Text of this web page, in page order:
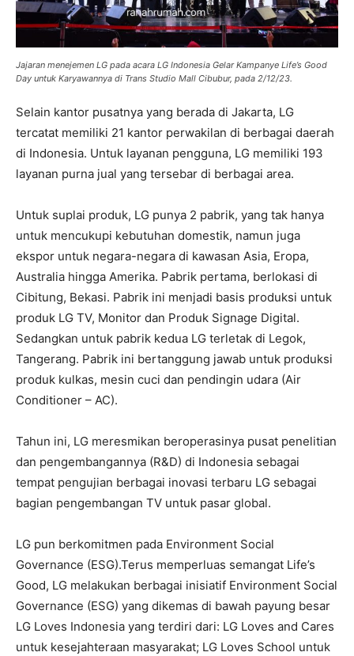
Jajaran menejemen LG pada acara LG Indonesia Gelar Kampanye Life’s Good
Day untuk Karyawannya di Trans Studio Mall Cibubur, pada 2/12/23.
Selain kantor pusatnya yang berada di Jakarta, LG
tercatat memiliki 21 kantor perwakilan di berbagai daerah
di Indonesia. Untuk layanan pengguna, LG memiliki 193
layanan purna jual yang tersebar di berbagai area.
Untuk suplai produk, LG punya 2 pabrik, yang tak hanya
untuk mencukupi kebutuhan domestik, namun juga
ekspor untuk negara-negara di kawasan Asia, Eropa,
Australia hingga Amerika. Pabrik pertama, berlokasi di
Cibitung, Bekasi. Pabrik ini menjadi basis produksi untuk
produk LG TV, Monitor dan Produk Signage Digital.
Sedangkan untuk pabrik kedua LG terletak di Legok,
Tangerang. Pabrik ini bertanggung jawab untuk produksi
produk kulkas, mesin cuci dan pendingin udara (Air
Conditioner – AC).
Tahun ini, LG meresmikan beroperasinya pusat penelitian
dan pengembangannya (R&D) di Indonesia sebagai
tempat pengujian berbagai inovasi terbaru LG sebagai
bagian pengembangan TV untuk pasar global.
LG pun berkomitmen pada Environment Social
Governance (ESG).Terus memperluas semangat Life’s
Good, LG melakukan berbagai inisiatif Environment Social
Governance (ESG) yang dikemas di bawah payung besar
LG Loves Indonesia yang terdiri dari: LG Loves and Cares
untuk kesejahteraan masyarakat; LG Loves School untuk